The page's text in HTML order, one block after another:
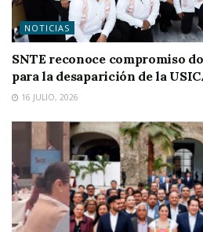
NOTICIAS
SNTE reconoce compromiso
para la desaparición de la
16 JULIO, 2026